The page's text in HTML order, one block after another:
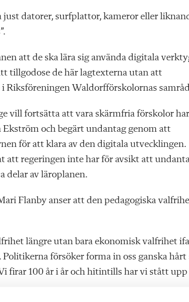
just datorer, surf­plattor, kameror eller
att de ska lära sig använda digitala
tillgodose de här lagtexterna utan att
Riksföreningen Waldorfförskolornas
vill fortsätta att vara skärmfria förskolor har
och begärt undantag genom att
för att klara av den digitala utvecklingen.
att regeringen inte har för avsikt att
delar av läroplanen.
Flanby anser att den pedagogiska
längre utan bara ekonomisk valfrihet
försöker forma in oss ganska hårt
firar 100 år i år och hitintills har vi stått